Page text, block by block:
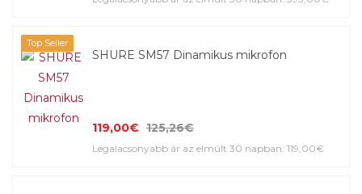
Top Seller
SHURE SM57 Dinamikus mikrofon
119,00€ 125,26€
Legalacsonyabb ár az elmúlt 30 napban: 119,00€